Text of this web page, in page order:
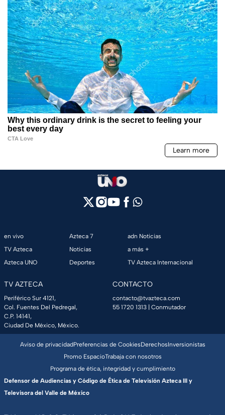
en vivo
TV Azteca
Azteca UNO
Azteca 7
Noticias
Deportes
adn Noticias
a más +
TV Azteca Internacional
TV AZTECA
Periférico Sur 4121,
Col. Fuentes Del Pedregal,
C.P. 14141,
Ciudad De México, México.
CONTACTO
contacto@tvazteca.com
55 1720 1313 | Conmutador
Aviso de privacidadPreferencias de CookiesDerechosInversionistas
Promo EspacioTrabaja con nosotros
Programa de ética, integridad y cumplimiento
Defensor de Audiencias y Código de Ética de Televisión Azteca III y
Televisora del Valle de México